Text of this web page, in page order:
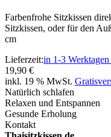
Farbenfrohe Sitzkissen
Sitzkissen, oder für den
cm
Lieferzeit:in 1-3
19,90 €
inkl. 19 % MwSt.
Natürlich schlafen
Relaxen und Entspannen
Gesunde Erholung
Kontakt